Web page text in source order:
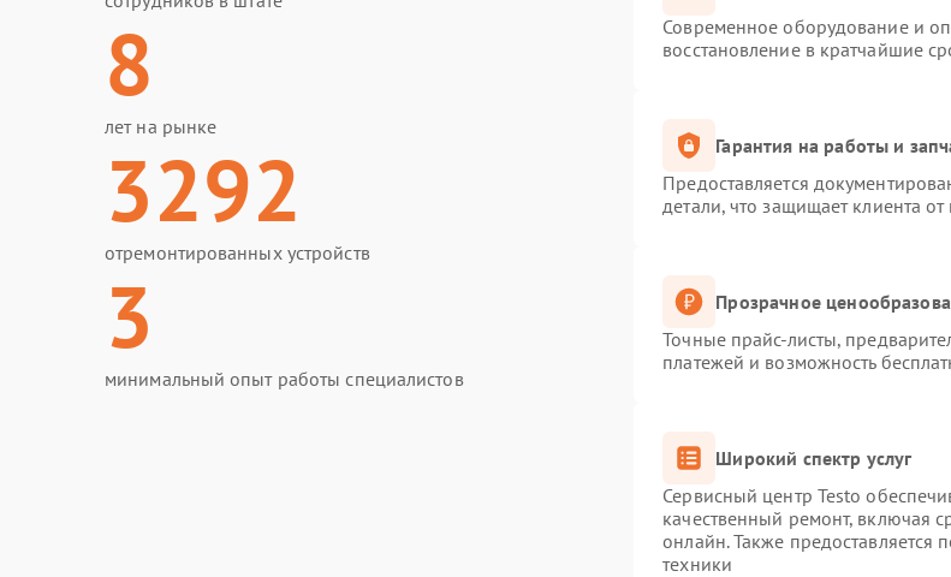
8
лет на рынке
3292
отремонтированных устройств
3
минимальный опыт работы специалистов
Современное оборудование и
восстановление в кратчайшие
Гарантия на работы и
Предоставляется
детали, что защищает клиента
Прозрачное
Точные прайс-листы,
платежей и возможность
Широкий спектр услуг
Сервисный центр Testo
качественный ремонт, включая
онлайн. Также предоставляется
техники